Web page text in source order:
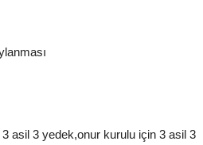
asil 3 yedek,onur kurulu için 3 asil 3